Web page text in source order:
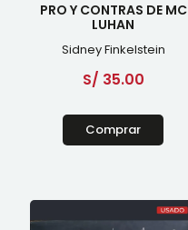
PRO Y CONTRAS DE MC
LUHAN
Sidney Finkelstein
S/ 35.00
Comprar